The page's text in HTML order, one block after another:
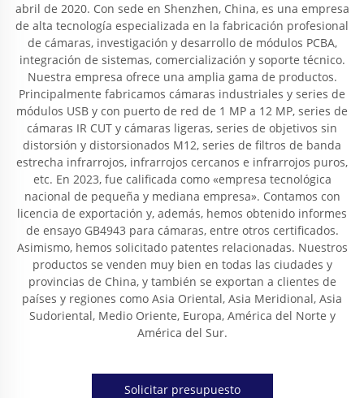
abril de 2020. Con sede en Shenzhen, China, es una empresa
de alta tecnología especializada en la fabricación profesional
de cámaras, investigación y desarrollo de módulos PCBA,
integración de sistemas, comercialización y soporte técnico.
Nuestra empresa ofrece una amplia gama de productos.
Principalmente fabricamos cámaras industriales y series de
módulos USB y con puerto de red de 1 MP a 12 MP, series de
cámaras IR CUT y cámaras ligeras, series de objetivos sin
distorsión y distorsionados M12, series de filtros de banda
estrecha infrarrojos, infrarrojos cercanos e infrarrojos puros,
etc. En 2023, fue calificada como «empresa tecnológica
nacional de pequeña y mediana empresa». Contamos con
licencia de exportación y, además, hemos obtenido informes
de ensayo GB4943 para cámaras, entre otros certificados.
Asimismo, hemos solicitado patentes relacionadas. Nuestros
productos se venden muy bien en todas las ciudades y
provincias de China, y también se exportan a clientes de
países y regiones como Asia Oriental, Asia Meridional, Asia
Sudoriental, Medio Oriente, Europa, América del Norte y
América del Sur.
Solicitar presupuesto